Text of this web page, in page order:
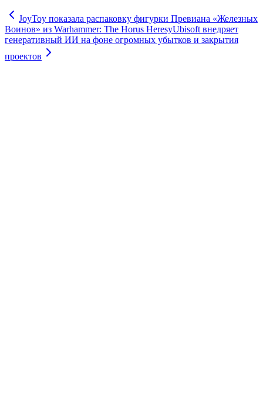
JoyToy показала распаковку фигурки Превиана «Железных
Воинов» из Warhammer: The Horus HeresyUbisoft внедряет
генеративный ИИ на фоне огромных убытков и закрытия
проектов